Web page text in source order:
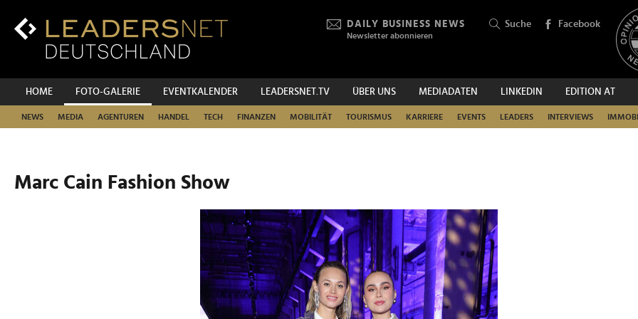
Inhalt
Hauptnavigation
DAILY BUSINESS NEWS
Newsletter abonnieren
Suche Facebook
HOME FOTO-GALERIE EVENTKALENDER LEADERSNET.TV ÜBER UNS MEDIADATEN LINKEDIN EDITION AT
NEWS MEDIA AGENTUREN HANDEL TECH FINANZEN MOBILITÄT TOURISMUS KARRIERE EVENTS LEADERS INTERVIEWS
SUCHEN
Marc Cain Fashion Show